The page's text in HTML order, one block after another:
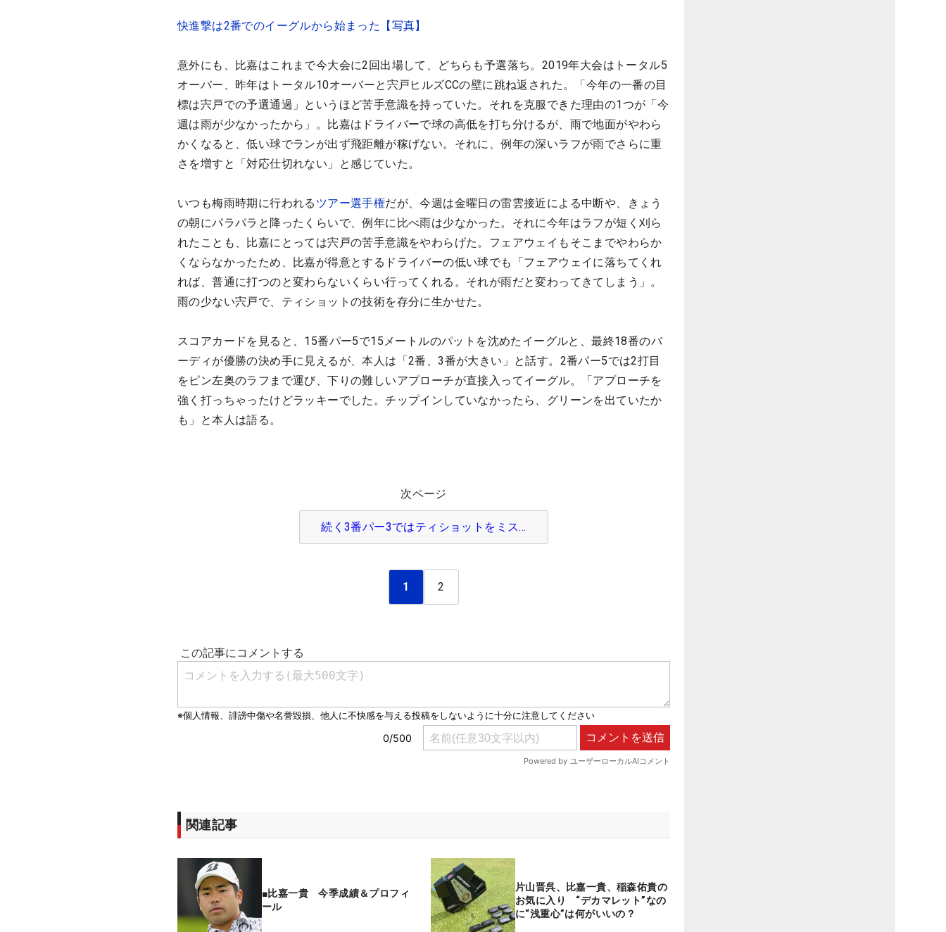
快進撃は2番でのイーグルから始まった【写真】
意外にも、比嘉はこれまで今大会に2回出場して、どちらも予選落ち。2019年大会はトータル5
オーバー、昨年はトータル10オーバーと宍戸ヒルズCCの壁に跳ね返された。「今年の一番の目
標は宍戸での予選通過」というほど苦手意識を持っていた。それを克服できた理由の1つが「今
週は雨が少なかったから」。比嘉はドライバーで球の高低を打ち分けるが、雨で地面がやわら
かくなると、低い球でランが出ず飛距離が稼げない。それに、例年の深いラフが雨でさらに重
さを増すと「対応仕切れない」と感じていた。
いつも梅雨時期に行われる ツアー選手権だが、今週は金曜日の雷雲接近による中断や、きょう
の朝にパラパラと降ったくらいで、例年に比べ雨は少なかった。それに今年はラフが短く刈ら
れたことも、比嘉にとっては宍戸の苦手意識をやわらげた。フェアウェイもそこまでやわらか
くならなかったため、比嘉が得意とするドライバーの低い球でも「フェアウェイに落ちてくれ
れば、普通に打つのと変わらないくらい行ってくれる。それが雨だと変わってきてしまう」。
雨の少ない宍戸で、ティショットの技術を存分に生かせた。
スコアカードを見ると、15番パー5で15メートルのパットを沈めたイーグルと、最終18番のバ
ーディが優勝の決め手に見えるが、本人は「2番、3番が大きい」と話す。2番パー5では2打目
をピン左奥のラフまで運び、下りの難しいアプローチが直接入ってイーグル。「アプローチを
強く打っちゃったけどラッキーでした。チップインしていなかったら、グリーンを出ていたか
も」と本人は語る。
次ページ
続く3番パー3ではティショットをミス…
1 2
関連記事
■比嘉一貴 今季成績＆プロフィ
ール
片山晋呉、比嘉一貴、稲森佑貴の
お気に入り “デカマレット”なの
に“浅重心”は何がいいの？